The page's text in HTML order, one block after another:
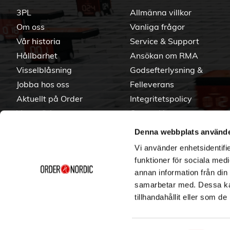
Denna webbplats
Vi använder
funktioner för sociala
annan information från
samarbetar med. Dessa
tillhandahållit eller som
3PL
Om oss
Vår historia
Hållbarhet
Visselblåsning
Jobba hos oss
Aktuellt på Order
Varumärken
Allmänna villkor
Vanliga frågor
Service & Support
Ansökan om RMA
Godsefterlysning &
Felleverans
Integritetspolicy
Om cookies